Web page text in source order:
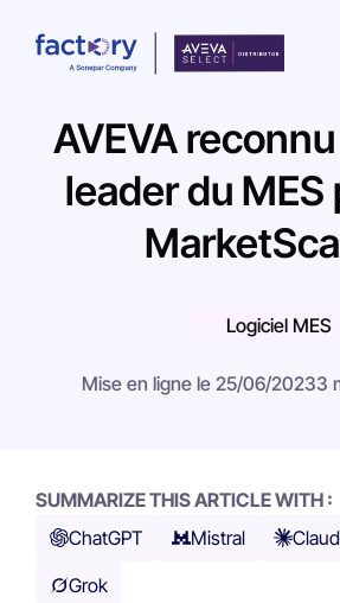
AVEVA
leader du MES
Logiciel MES
Mise en ligne le 25/06/20233
SUMMARIZE THIS ARTICLE WITH :
ChatGPT
Mistral
Grok